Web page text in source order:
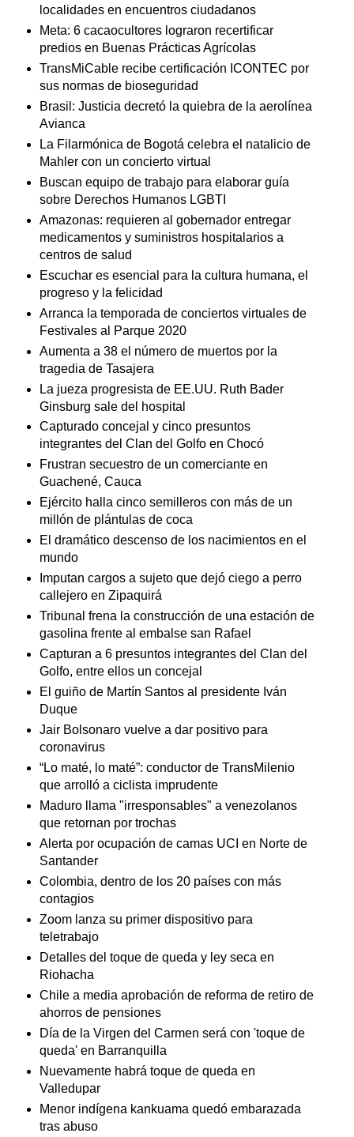
localidades en encuentros ciudadanos
Meta: 6 cacaocultores lograron recertificar
predios en Buenas Prácticas Agrícolas
TransMiCable recibe certificación ICONTEC por
sus normas de bioseguridad
Brasil: Justicia decretó la quiebra de la aerolínea
Avianca
La Filarmónica de Bogotá celebra el natalicio de
Mahler con un concierto virtual
Buscan equipo de trabajo para elaborar guía
sobre Derechos Humanos LGBTI
Amazonas: requieren al gobernador entregar
medicamentos y suministros hospitalarios a
centros de salud
Escuchar es esencial para la cultura humana, el
progreso y la felicidad
Arranca la temporada de conciertos virtuales de
Festivales al Parque 2020
Aumenta a 38 el número de muertos por la
tragedia de Tasajera
La jueza progresista de EE.UU. Ruth Bader
Ginsburg sale del hospital
Capturado concejal y cinco presuntos
integrantes del Clan del Golfo en Chocó
Frustran secuestro de un comerciante en
Guachené, Cauca
Ejército halla cinco semilleros con más de un
millón de plántulas de coca
El dramático descenso de los nacimientos en el
mundo
Imputan cargos a sujeto que dejó ciego a perro
callejero en Zipaquirá
Tribunal frena la construcción de una estación de
gasolina frente al embalse san Rafael
Capturan a 6 presuntos integrantes del Clan del
Golfo, entre ellos un concejal
El guiño de Martín Santos al presidente Iván
Duque
Jair Bolsonaro vuelve a dar positivo para
coronavirus
“Lo maté, lo maté”: conductor de TransMilenio
que arrolló a ciclista imprudente
Maduro llama "irresponsables" a venezolanos
que retornan por trochas
Alerta por ocupación de camas UCI en Norte de
Santander
Colombia, dentro de los 20 países con más
contagios
Zoom lanza su primer dispositivo para
teletrabajo
Detalles del toque de queda y ley seca en
Riohacha
Chile a media aprobación de reforma de retiro de
ahorros de pensiones
Día de la Virgen del Carmen será con 'toque de
queda' en Barranquilla
Nuevamente habrá toque de queda en
Valledupar
Menor indígena kankuama quedó embarazada
tras abuso